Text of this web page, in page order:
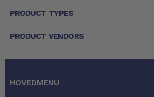
PRODUCT TYPES
PRODUCT VENDORS
HOVEDMENU